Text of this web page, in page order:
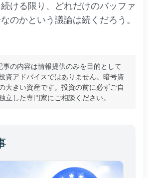
ける限り、どれだけのバッファ
のかという議論は続くだろう。
事の内容は情報提供のみを目的として
資アドバイスではありません。暗号資
大きい資産です。投資の前に必ずご自
立した専門家にご相談ください。